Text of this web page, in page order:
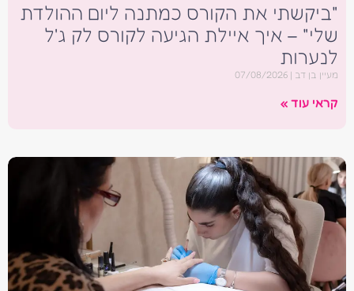
"ביקשתי את הקורס כמתנה ליום ההולדת
שלי" – איך איילת הגיעה לקורס לק ג'ל
לנערות
מעיין בן דב
קראי עוד »